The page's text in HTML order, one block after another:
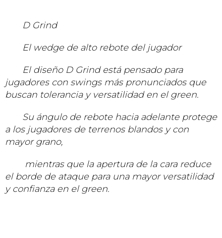
D Grind
El wedge de alto rebote del jugador
El diseño D Grind está pensado para
jugadores con swings más pronunciados que
buscan tolerancia y versatilidad en el green.
Su ángulo de rebote hacia adelante protege
a los jugadores de terrenos blandos y con
mayor grano,
mientras que la apertura de la cara reduce
el borde de ataque para una mayor versatilidad
y confianza en el green.